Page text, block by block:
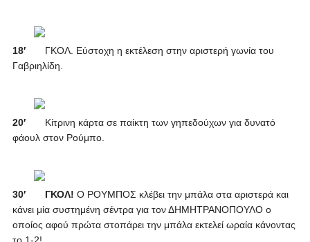
18′
ΓΚΟΛ. Εύστοχη η εκτέλεση στην αριστερή γωνία του
Γαβριηλίδη.
20′
Κίτρινη κάρτα σε παίκτη των γηπεδούχων για δυνατό
φάουλ στον Ρούμπο.
30′ ΓΚΟΛ! Ο ΡΟΥΜΠΟΣ κλέβει την μπάλα στα αριστερά και
κάνει μία συστημένη σέντρα για τον ΔΗΜΗΤΡΑΝΟΠΟΥΛΟ ο
οποίος αφού πρώτα στοπάρει την μπάλα εκτελεί ωραία κάνοντας